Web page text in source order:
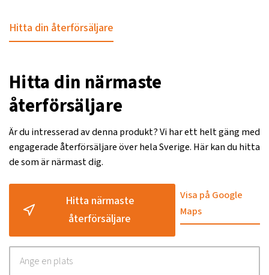
Hitta din återförsäljare
Hitta din närmaste
återförsäljare
Är du intresserad av denna produkt? Vi har ett helt gäng med
engagerade återförsäljare över hela Sverige. Här kan du hitta
de som är närmast dig.
Hitta närmaste
återförsäljare
Visa på Google
Maps